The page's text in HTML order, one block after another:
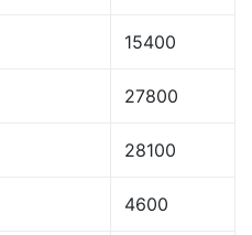
15400
27800
28100
4600